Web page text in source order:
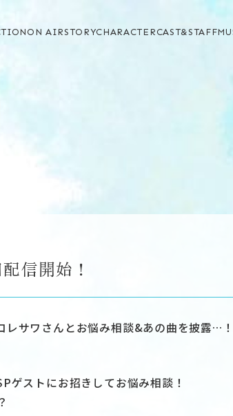
ON AIRSTORYCHARACTERCAST&STAFF
信開始！
レサワさんとお悩み相談&あの曲を披露…
ゲストにお招きしてお悩み相談！